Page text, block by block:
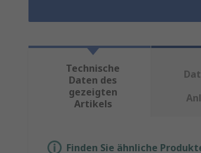
Technische
Daten des
gezeigten
Artikels
Finden Sie ähnliche